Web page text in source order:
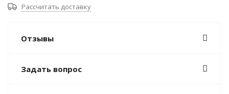
Рассчитать доставку
Отзывы
Задать вопрос